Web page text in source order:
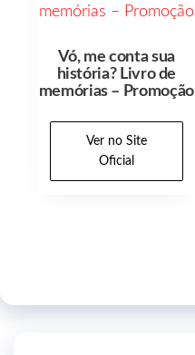
Vó, me conta sua
história? Livro de
memórias – Promoção
Ver no Site
Oficial